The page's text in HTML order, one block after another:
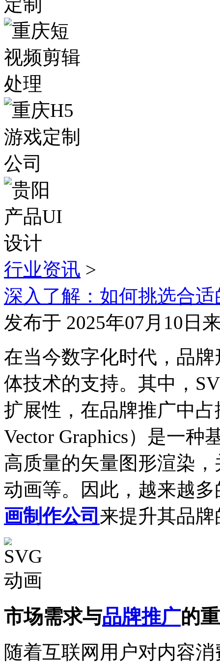
行业资讯 >
深入了解：如何挑选合
发布于 2025年07月10日
在当今数字化时代，品
体技术的支持。其中，
扩展性，在品牌推广中占
Vector Graphics）是一
高质量的矢量图形渲染
动画等。因此，越来越
画制作公司 来提升其品
市场需求与品牌推广的
随着互联网用户对内容